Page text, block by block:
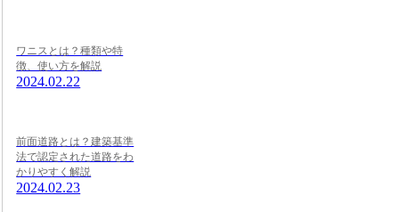
ワニスとは？種類や特
徴、使い方を解説
2024.02.22
前面道路とは？建築基準
法で認定された道路をわ
かりやすく解説
2024.02.23